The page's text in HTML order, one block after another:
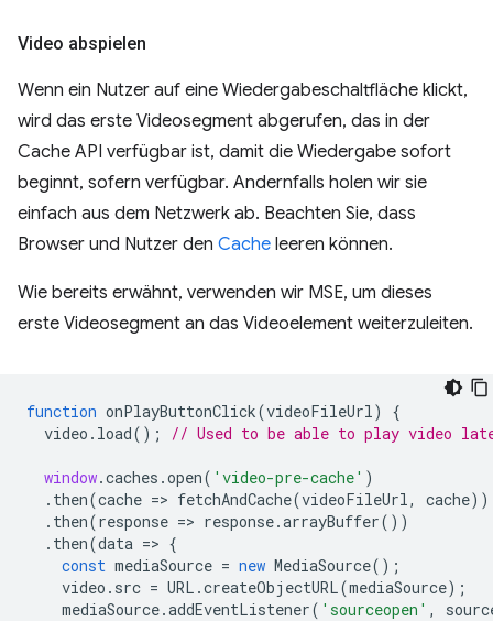
Video abspielen
Wenn ein Nutzer auf eine Wiedergabeschaltfläche klickt,
wird das erste Videosegment abgerufen, das in der
Cache API verfügbar ist, damit die Wiedergabe sofort
beginnt, sofern verfügbar. Andernfalls holen wir sie
einfach aus dem Netzwerk ab. Beachten Sie, dass
Browser und Nutzer den Cache leeren können.
Wie bereits erwähnt, verwenden wir MSE, um dieses
erste Videosegment an das Videoelement weiterzuleiten.
function onPlayButtonClick(videoFileUrl)
{
video . load(); // Used to be able to play video
window.caches .open( 'video-pre-cache' )
. then(cache => fetchAndCache(videoFileUrl, cache))
. then(response => response.arrayBuffer())
. then(data => {
const mediaSource = new MediaSource();
video . src = URL .createObjectURL(mediaSource);
mediaSource.addEventListener( 'sourceopen' ,